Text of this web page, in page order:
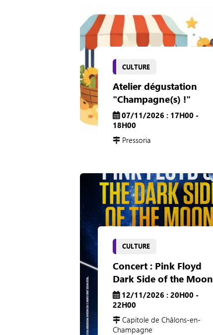
CULTURE
Atelier dégustation
"Champagne(s) !"
07/11/2026 : 17H00 -
18H00
Pressoria
CULTURE
Concert : Pink Floyd
Dark Side of the Moon
12/11/2026 : 20H00 -
22H00
Capitole de Châlons-en-
Champagne